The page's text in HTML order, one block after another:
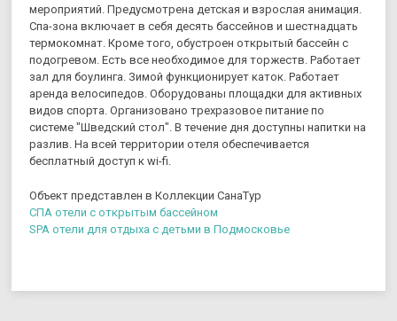
мероприятий. Предусмотрена детская и взрослая анимация.
Спа-зона включает в себя десять бассейнов и шестнадцать
термокомнат. Кроме того, обустроен открытый бассейн с
подогревом. Есть все необходимое для торжеств. Работает
зал для боулинга. Зимой функционирует каток. Работает
аренда велосипедов. Оборудованы площадки для активных
видов спорта. Организовано трехразовое питание по
системе "Шведский стол". В течение дня доступны напитки на
разлив. На всей территории отеля обеспечивается
бесплатный доступ к wi-fi.
Объект представлен в Коллекции СанаТур
СПА отели с открытым бассейном
SPA отели для отдыха с детьми в Подмосковье